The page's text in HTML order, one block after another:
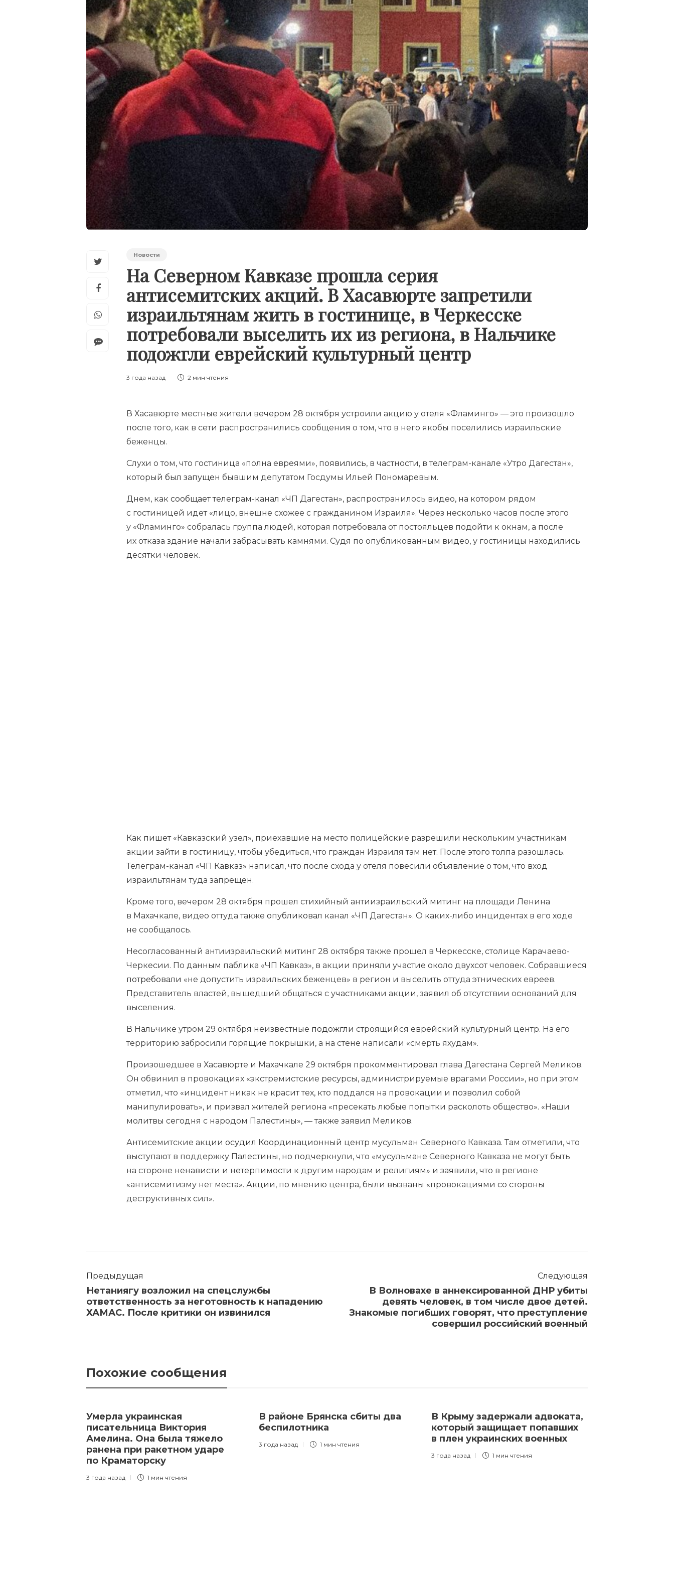
Новости
На Северном Кавказе прошла серия
антисемитских акций. В Хасавюрте запретили
израильтянам жить в гостинице, в Черкесске
потребовали выселить их из региона, в Нальчике
подожгли еврейский культурный центр
3 года назад 2 мин чтения
В Хасавюрте местные жители вечером 28 октября устроили акцию у отеля «Фламинго» — это произошло
после того, как в сети распространились сообщения о том, что в него якобы поселились израильские
беженцы.
Слухи о том, что гостиница «полна евреями», появились, в частности, в телеграм-канале «Утро Дагестан»,
который был запущен бывшим депутатом Госдумы Ильей Пономаревым.
Днем, как сообщаеттелеграм-канал «ЧП Дагестан», распространилось видео, на котором рядом
с гостиницей идет «лицо, внешне схожее с гражданином Израиля». Через несколько часов после этого
у «Фламинго» собралась группа людей, которая потребовала от постояльцев подойти к окнам, а после
их отказа здание начали забрасывать камнями. Судя по опубликованным видео, у гостиницы находились
десятки человек.
Как пишет«Кавказский узел», приехавшие на место полицейские разрешили нескольким участникам
акции зайти в гостиницу, чтобы убедиться, что граждан Израиля там нет. После этого толпа разошлась.
Телеграм-канал «ЧП Кавказ» написал, что после схода у отеля повесили объявление о том, что вход
израильтянам туда запрещен.
Кроме того, вечером 28 октября прошел стихийный антиизраильский митинг на площади Ленина
в Махачкале, видео оттуда также опубликовал канал «ЧП Дагестан». О каких-либо инцидентах в его ходе
не сообщалось.
Несогласованный антиизраильский митинг 28 октября также прошел в Черкесске, столице Карачаево-
Черкесии. По данным паблика «ЧП Кавказ», в акции приняли участие около двухсот человек. Собравшиеся
потребовали «не допустить израильских беженцев» в регион и выселить оттуда этнических евреев.
Представитель властей, вышедший общаться с участниками акции, заявил об отсутствии оснований для
выселения.
В Нальчике утром 29 октября неизвестные подожгли строящийся еврейский культурный центр. На его
территорию забросили горящие покрышки, а на стене написали «смерть яхудам».
Произошедшее в Хасавюрте и Махачкале 29 октября прокомментировал глава Дагестана Сергей Меликов.
Он обвинил в провокациях «экстремистские ресурсы, администрируемые врагами России», но при этом
отметил, что «инцидент никак не красит тех, кто поддался на провокации и позволил собой
манипулировать», и призвал жителей региона «пресекать любые попытки расколоть общество». «Наши
молитвы сегодня с народом Палестины», — также заявил Меликов.
Антисемитские акции осудил Координационный центр мусульман Северного Кавказа. Там отметили, что
выступают в поддержку Палестины, но подчеркнули, что «мусульмане Северного Кавказа не могут быть
на стороне ненависти и нетерпимости к другим народам и религиям» и заявили, что в регионе
«антисемитизму нет места». Акции, по мнению центра, были вызваны «провокациями со стороны
деструктивных сил».
Предыдущая
Нетаниягу возложил на спецслужбы
ответственность за неготовность к нападению
ХАМАС. После критики он извинился
Следующая
В Волновахе в аннексированной ДНР убиты
девять человек, в том числе двое детей.
Знакомые погибших говорят, что преступление
совершил российский военный
Похожие сообщения
Умерла украинская
писательница Виктория
Амелина. Она была тяжело
ранена при ракетном ударе
по Краматорску
3 года назад 1 мин чтения
В районе Брянска сбиты два
беспилотника
3 года назад 1 мин чтения
В Крыму задержали адвоката,
который защищает попавших
в плен украинских военных
3 года назад 1 мин чтения